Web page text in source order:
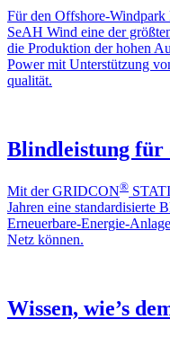
Für den Offshore-Wind­­park
SeAH Wind eine der
die Produk­tion der hohen
Power mit Unter­stüt­zung
qua­lität.
Blind­leis­tung für
Mit der GRIDCON®
Jahren eine stan­dar­di­sierte
Erneu­er­­bare-Energie-
Netz können.
Wissen, wie’s